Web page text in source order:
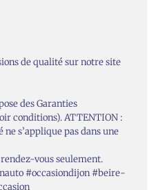
de qualité sur notre site
des Garanties
conditions). ATTENTION :
s’applique pas dans une
vous seulement.
#occasiondijon #beire-